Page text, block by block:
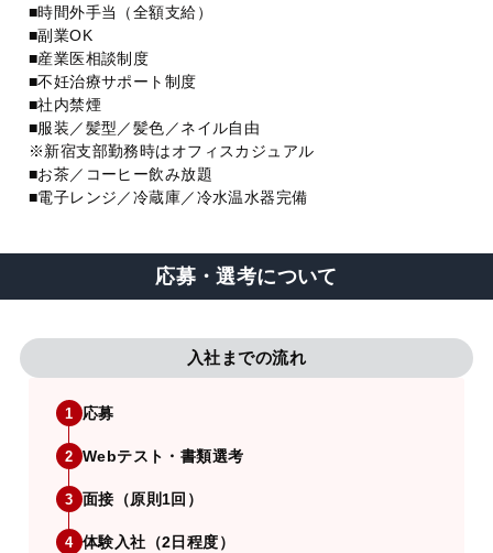
■時間外手当（全額支給）
■副業OK
■産業医相談制度
■不妊治療サポート制度
■社内禁煙
■服装／髪型／髪色／ネイル自由
※新宿支部勤務時はオフィスカジュアル
■お茶／コーヒー飲み放題
■電子レンジ／冷蔵庫／冷水温水器完備
応募・選考について
入社までの流れ
1 応募
2 Webテスト・書類選考
3 面接（原則1回）
4 体験入社（2日程度）